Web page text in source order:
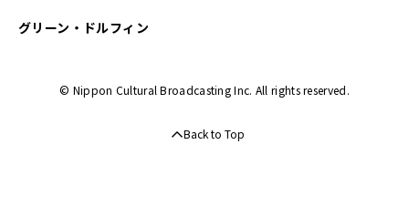
2024年02月
グリーン・ドルフィン
© Nippon Cultural Broadcasting Inc. All rights reserved.
Back to Top